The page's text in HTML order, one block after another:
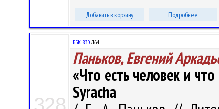
Добавить в корзину Подробнее
328
ББК 83.0Л64
Паньков, Евгений
«Что есть человек и
Syracha